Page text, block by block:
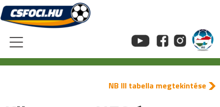
Skip
to
content
NB III tabella megtekintése